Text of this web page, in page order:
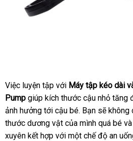
Việc luyện tập Hàn
Quốc
với Máy tập kéo dài
Pump giúp kích thước cậu nhỏ tăng
ảnh hưởng tới cậu bélấy
hàng
. Bạn dịch
vụ
sẽ không
thước dương vật nước
ngoài
của mình cũ
quá bé
xuyên kết hợp siêu
với một chế độ an